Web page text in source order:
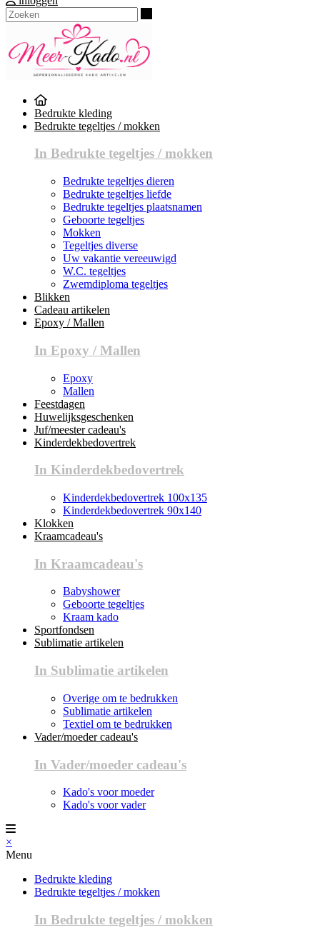
Bedrukte kleding
Bedrukte tegeltjes / mokken
In Bedrukte tegeltjes / mokken
Bedrukte tegeltjes dieren
Bedrukte tegeltjes liefde
Bedrukte tegeltjes plaatsnamen
Geboorte tegeltjes
Mokken
Tegeltjes diverse
Uw vakantie vereeuwigd
W.C. tegeltjes
Zwemdiploma tegeltjes
Blikken
Cadeau artikelen
Epoxy / Mallen
In Epoxy / Mallen
Epoxy
Mallen
Feestdagen
Huwelijksgeschenken
Juf/meester cadeau's
Kinderdekbedovertrek
In Kinderdekbedovertrek
Kinderdekbedovertrek 100x135
Kinderdekbedovertrek 90x140
Klokken
Kraamcadeau's
In Kraamcadeau's
Babyshower
Geboorte tegeltjes
Kraam kado
Sportfondsen
Sublimatie artikelen
In Sublimatie artikelen
Overige om te bedrukken
Sublimatie artikelen
Textiel om te bedrukken
Vader/moeder cadeau's
In Vader/moeder cadeau's
Kado's voor moeder
Kado's voor vader
×
Menu
Bedrukte kleding
Bedrukte tegeltjes / mokken
In Bedrukte tegeltjes / mokken